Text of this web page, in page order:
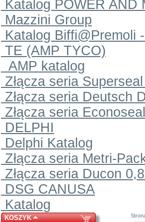
Katalog POWER AND
Mazzini Group
Katalog Biffi@Premoli
TE (AMP TYCO)
AMP katalog
Złącza seria
Złącza seria Deutsch
Złącza seria Econoseal
DELPHI
Delphi Katalog
Złącza seria Metri-
Złącza seria Ducon
DSG CANUSA
Katalog
KOSZYK